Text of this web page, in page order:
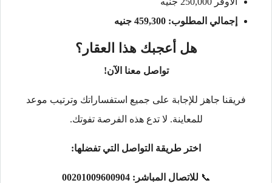
إجمالي المطلوب: 459,300 جنيه
هل أعجبك هذا العقار؟
تواصل معنا الآن!
فريقنا جاهز للإجابة على جميع استفساراتك وترتيب موعد
للمعاينة. لا تدع هذه الفرصة تفوتك.
اختر طريقة التواصل التي تفضلها:
📞 للاتصال المباشر: 00201009600904